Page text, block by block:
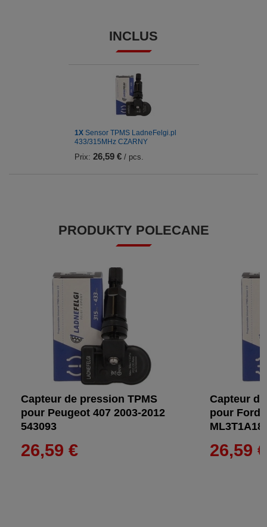
INCLUS
1X Sensor TPMS LadneFelgi.pl
433/315MHz CZARNY
Prix: 26,59 €/ pcs.
PRODUKTY POLECANE
Capteur de pression TPMS
pour Peugeot 407 2003-2012
543093
26,59 €
Capteur
pour Ford
26,59 €